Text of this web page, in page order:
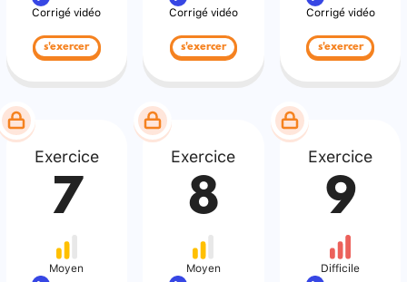
Corrigé vidéo
s'exercer
Corrigé vidéo
s'exercer
Corrigé vidéo
s'exercer
Exercice
7
Moyen
Exercice
8
Moyen
Exercice
9
Difficile